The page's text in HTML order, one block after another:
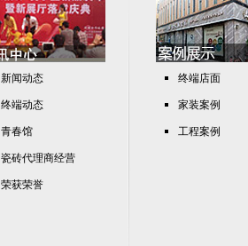
新闻动态
终端动态
青春馆
瓷砖代理商经营
荣获荣誉
终端店面
家装案例
工程案例